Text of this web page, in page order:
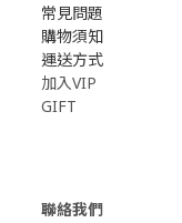
常見問題
購物須知
運送方式
加入VIP
GIFT
聯絡我們